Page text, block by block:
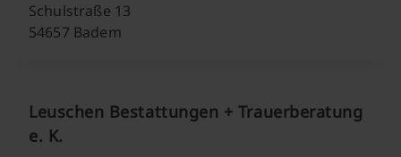
Schulstraße 13
54657 Badem
Leuschen Bestattungen + Trauerberatung
e. K.